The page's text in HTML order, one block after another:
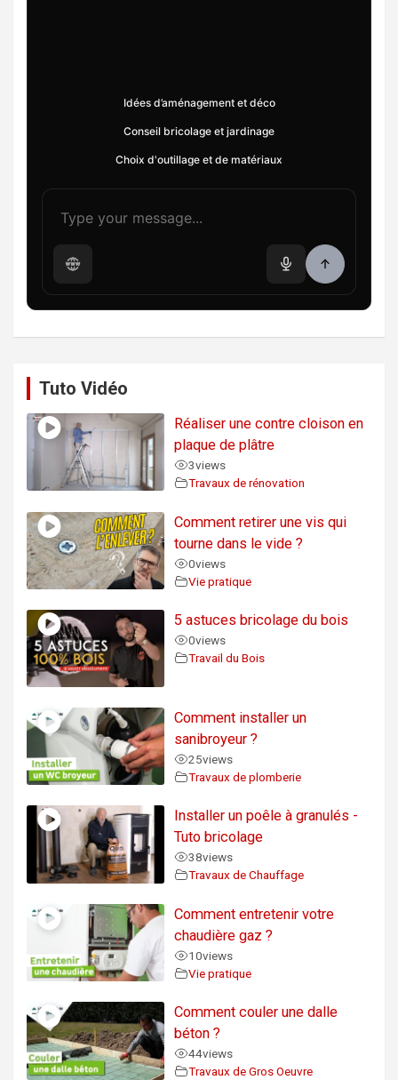
Idées d’aménagement et déco
Conseil bricolage et jardinage
Choix d'outillage et de matériaux
Tuto Vidéo
Réaliser une contre cloison en
plaque de plâtre
3views
Travaux de rénovation
Comment retirer une vis qui
tourne dans le vide ?
0views
Vie pratique
5 astuces bricolage du bois
0views
Travail du Bois
Comment installer un
sanibroyeur ?
25views
Travaux de plomberie
Installer un poêle à granulés -
Tuto bricolage
38views
Travaux de Chauffage
Comment entretenir votre
chaudière gaz ?
10views
Vie pratique
Comment couler une dalle
béton ?
44views
Travaux de Gros Oeuvre